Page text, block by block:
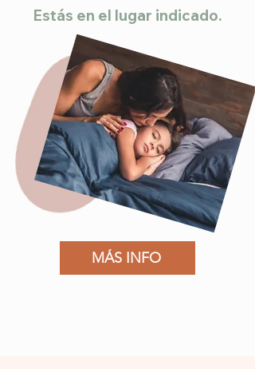
Estás en el lugar indicado.
MÁS INFO